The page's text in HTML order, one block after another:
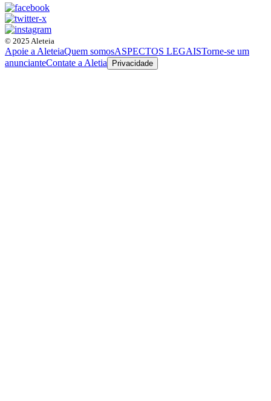
© 2025 Aleteia
Apoie a AleteiaQuem somosASPECTOS LEGAISTorne-se um
anuncianteContate a Aletia Privacidade